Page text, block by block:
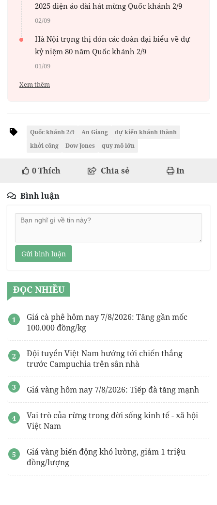
2025 diện áo dài hát mừng Quốc khánh 2/9
02/09
Hà Nội trọng thị đón các đoàn đại biểu về dự
kỷ niệm 80 năm Quốc khánh 2/9
01/09
Xem thêm
Quốc khánh 2/9 An Giang
dự kiến khánh thành
khởi công
Dow Jones quy mô lớn
0Thích Chia sẻ In
Bình luận
Gửi bình luận
ĐỌC NHIỀU
Giá cà phê hôm nay 7/8/2026: Tăng gần mốc
100.000 đồng/kg
Đội tuyển Việt Nam hướng tới chiến thắng
trước Campuchia trên sân nhà
Giá vàng hôm nay 7/8/2026: Tiếp đà tăng mạnh
Vai trò của rừng trong đời sống kinh tế - xã hội
Việt Nam
Giá vàng biến động khó lường, giảm 1 triệu
đồng/lượng